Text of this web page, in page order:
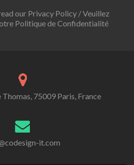
our Privacy Policy / Veuillez
Politique de Confidentialité
75009 Paris, France
it.com